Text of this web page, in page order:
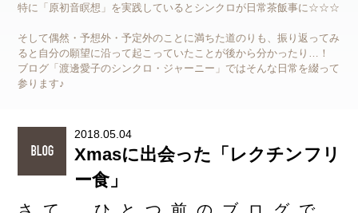
特に「原初音瞑想」を実践しているとシンクロが日常茶飯事に☆☆☆
そして偶然・予想外・予定外のことに満ちた道のりも、振り返ってみ
ると自分の願望に沿って起こっていたことが後から分かったり…！
ブログ「渡邊愛子のシンクロ・ジャーニー」ではそんな日常を綴って
参ります♪
2018.05.04
Xmasに出会った「レクチンフリ
ー食」